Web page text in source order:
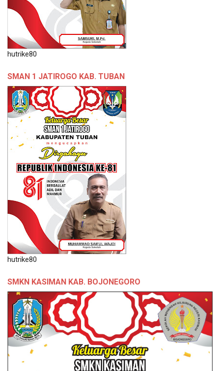
hutrike80
SMAN 1 JATIROGO KAB. TUBAN
hutrike80
SMKN KASIMAN KAB. BOJONEGORO